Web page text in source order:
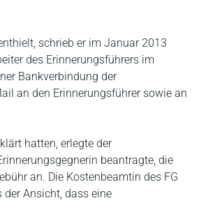
schrieb er im Januar 2013
des Erinnerungsführers im
Bankverbindung der
an den Erinnerungsführer sowie an
hatten, erlegte der
beantragte, die
an. Die Kostenbeamtin des FG
Ansicht, dass eine